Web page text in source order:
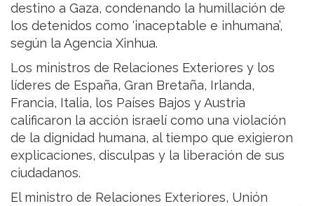
destino a Gaza, condenando la humillación de
los detenidos como ‘inaceptable e inhumana’,
según la Agencia Xinhua.
Los ministros de Relaciones Exteriores y los
líderes de España, Gran Bretaña, Irlanda,
Francia, Italia, los Países Bajos y Austria
calificaron la acción israelí como una violación
de la dignidad humana, al tiempo que exigieron
explicaciones, disculpas y la liberación de sus
ciudadanos.
El ministro de Relaciones Exteriores, Unión